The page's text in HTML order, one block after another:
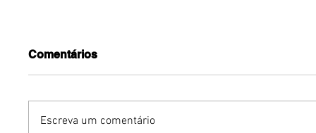
Comentários
Escreva um comentário